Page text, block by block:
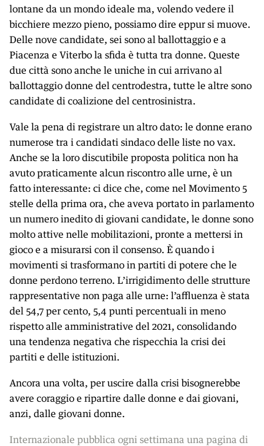
lontane da un mondo ideale ma, volendo vedere il
bicchiere mezzo pieno, possiamo dire eppur si muove.
Delle nove candidate, sei sono al ballottaggio e a
Piacenza e Viterbo la sfida è tutta tra donne. Queste
due città sono anche le uniche in cui arrivano al
ballottaggio donne del centrodestra, tutte le altre sono
candidate di coalizione del centrosinistra.
Vale la pena di registrare un altro dato: le donne erano
numerose tra i candidati sindaco delle liste no vax.
Anche se la loro discutibile proposta politica non ha
avuto praticamente alcun riscontro alle urne, è un
fatto interessante: ci dice che, come nel Movimento 5
stelle della prima ora, che aveva portato in parlamento
un numero inedito di giovani candidate, le donne sono
molto attive nelle mobilitazioni, pronte a mettersi in
gioco e a misurarsi con il consenso. È quando i
movimenti si trasformano in partiti di potere che le
donne perdono terreno. L’irrigidimento delle strutture
rappresentative non paga alle urne: l’affluenza è stata
del 54,7 per cento, 5,4 punti percentuali in meno
rispetto alle amministrative del 2021, consolidando
una tendenza negativa che rispecchia la crisi dei
partiti e delle istituzioni.
Ancora una volta, per uscire dalla crisi bisognerebbe
avere coraggio e ripartire dalle donne e dai giovani,
anzi, dalle giovani donne.
Internazionale pubblica ogni settimana una pagina di